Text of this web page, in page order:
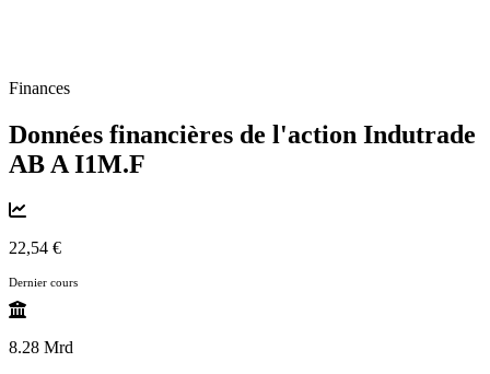
Finances
Données financières de l'action Indutrade
AB A I1M.F
22,54 €
Dernier cours
8.28 Mrd